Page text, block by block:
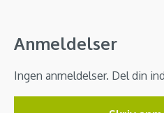
Anmeldelser
Ingen anmeldelser. Del din